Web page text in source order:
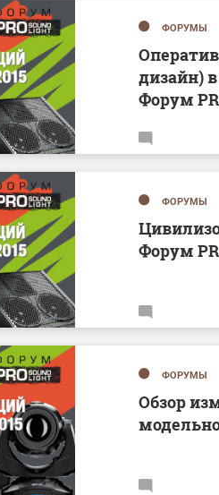
ФОРУМЫ
дизайн)
Форум
ФОРУМЫ
Форум
ФОРУМЫ
Обзор